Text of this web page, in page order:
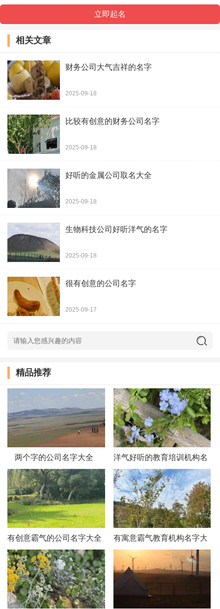
讯语商贸公司
凯之祥商贸公司
洋至商贸公司
驰新商贸公司
五湖商贸公司
英能商贸公司
晖聚商贸公司
迈苏商贸公司
惠明商贸公司
纳优商贸公司
裕高商贸公司
友联商贸公司
新营商贸公司
亿晶商贸公司
火炎焱商贸公司
相关文章
财务公司大气吉祥的名字
2025-09-18
比较有创意的财务公司名字
2025-09-18
好听的金属公司取名大全
2025-09-18
生物科技公司好听洋气的名字
2025-09-18
很有创意的公司名字
2025-09-17
精品推荐
两个字的公司名字大全 洋气好听的教育培训机构名字
有创意霸气的公司名字大全 有寓意霸气教育机构名字大全